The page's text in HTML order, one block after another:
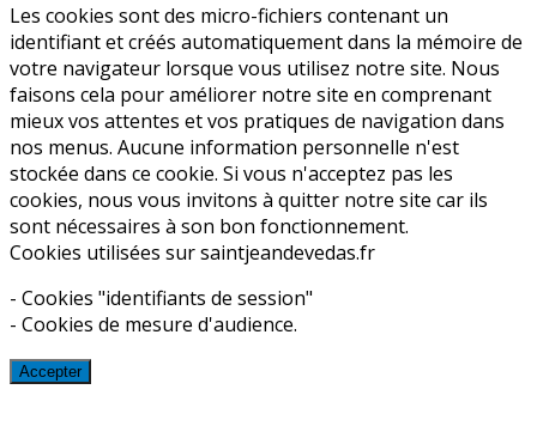
Les cookies sont des micro-fichiers contenant un
identifiant et créés automatiquement dans la mémoire de
votre navigateur lorsque vous utilisez notre site. Nous
faisons cela pour améliorer notre site en comprenant
mieux vos attentes et vos pratiques de navigation dans
nos menus. Aucune information personnelle n'est
stockée dans ce cookie. Si vous n'acceptez pas les
cookies, nous vous invitons à quitter notre site car ils
sont nécessaires à son bon fonctionnement.
Cookies utilisées sur saintjeandevedas.fr
- Cookies "identifiants de session"
- Cookies de mesure d'audience.
Accepter